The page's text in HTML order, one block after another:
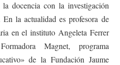
docencia con la investigación
la actualidad es profesora de
en el instituto Angeleta Ferrer
Magnet, programa
de la Fundación Jaume